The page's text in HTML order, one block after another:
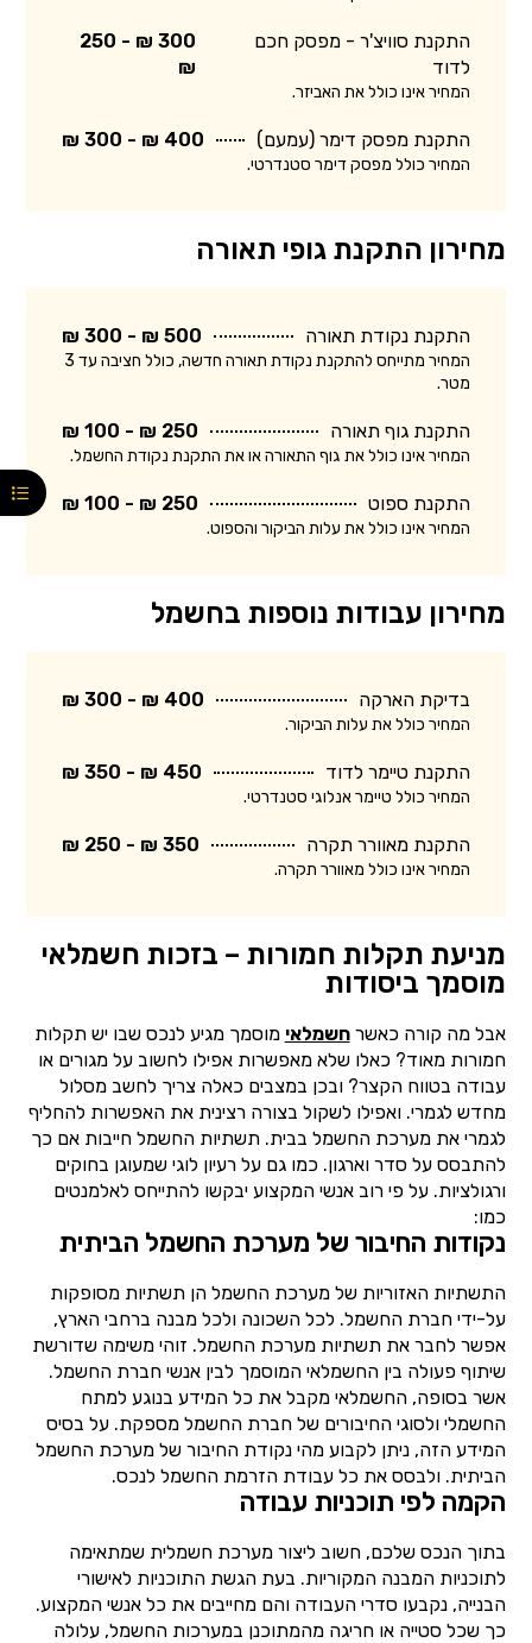
התקנת סוויצ'ר - מפסק חכם
לדוד
300 ₪ - 250
₪
המחיר אינו כולל את האביזר.
התקנת מפסק דימר (עמעם) 400 ₪ - 300 ₪
המחיר כולל מפסק דימר סטנדרטי.
מחירון התקנת גופי תאורה
התקנת נקודת תאורה 500 ₪ - 300 ₪
המחיר מתייחס להתקנת נקודת תאורה חדשה, כולל חציבה עד 3
מטר.
התקנת גוף תאורה 250 ₪ - 100 ₪
המחיר אינו כולל את גוף התאורה או את התקנת נקודת החשמל.
התקנת ספוט 250 ₪ - 100 ₪
המחיר אינו כולל את עלות הביקור והספוט.
מחירון עבודות נוספות בחשמל
בדיקת הארקה 400 ₪ - 300 ₪
המחיר כולל את עלות הביקור.
התקנת טיימר לדוד 450 ₪ - 350 ₪
המחיר כולל טיימר אנלוגי סטנדרטי.
התקנת מאוורר תקרה 350 ₪ - 250 ₪
המחיר אינו כולל מאוורר תקרה.
מניעת תקלות חמורות – בזכות חשמלאי
מוסמך ביסודות
אבל מה קורה כאשרחשמלאי מוסמך מגיע לנכס שבו יש תקלות
חמורות מאוד? כאלו שלא מאפשרות אפילו לחשוב על מגורים או
עבודה בטווח הקצר? ובכן במצבים כאלה צריך לחשב מסלול
מחדש לגמרי. ואפילו לשקול בצורה רצינית את האפשרות להחליף
לגמרי את מערכת החשמל בבית. תשתיות החשמל חייבות אם כך
להתבסס על סדר וארגון. כמו גם על רעיון לוגי שמעוגן בחוקים
ורגולציות. על פי רוב אנשי המקצוע יבקשו להתייחס לאלמנטים
כמו:
נקודות החיבור של מערכת החשמל הביתית
התשתיות האזוריות של מערכת החשמל הן תשתיות מסופקות
על-ידי חברת החשמל. לכל השכונה ולכל מבנה ברחבי הארץ,
אפשר לחבר את תשתיות מערכת החשמל. זוהי משימה שדורשת
שיתוף פעולה בין החשמלאי המוסמך לבין אנשי חברת החשמל.
אשר בסופה, החשמלאי מקבל את כל המידע בנוגע למתח
החשמלי ולסוגי החיבורים של חברת החשמל מספקת. על בסיס
המידע הזה, ניתן לקבוע מהי נקודת החיבור של מערכת החשמל
הביתית. ולבסס את כל עבודת הזרמת החשמל לנכס.
הקמה לפי תוכניות עבודה
בתוך הנכס שלכם, חשוב ליצור מערכת חשמלית שמתאימה
לתוכניות המבנה המקוריות. בעת הגשת התוכניות לאישורי
הבנייה, נקבעו סדרי העבודה והם מחייבים את כל אנשי המקצוע.
כך שכל סטייה או חריגה מהמתוכנן במערכות החשמל, עלולה